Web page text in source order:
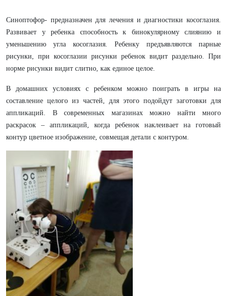
Синоптофор- предназначен для лечения и диагностики косоглазия.
Развивает у ребенка способность к бинокулярному слиянию и
уменьшению угла косоглазия. Ребенку предъявляются парные
рисунки, при косоглазии рисунки ребенок видит раздельно. При
норме рисунки видит слитно, как единое целое.
В домашних условиях с ребенком можно поиграть в игры на
составление целого из частей, для этого подойдут заготовки для
аппликаций. В современных магазинах можно найти много
раскрасок – аппликаций, когда ребенок наклеивает на готовый
контур цветное изображение, совмещая детали с контуром.